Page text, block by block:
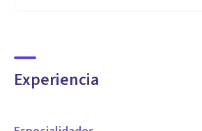
Experiencia